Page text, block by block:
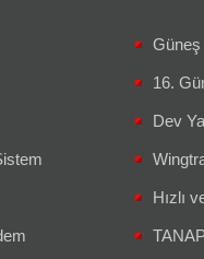
Güneş
16.
Dev
Hızlı